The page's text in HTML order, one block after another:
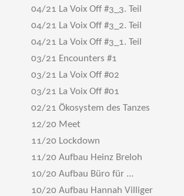
04/21 La Voix Off #3_3. Teil
04/21 La Voix Off #3_2. Teil
04/21 La Voix Off #3_1. Teil
03/21 Encounters #1
03/21 La Voix Off #02
03/21 La Voix Off #01
02/21 Ökosystem des Tanzes
12/20 Meet
11/20 Lockdown
11/20 Aufbau Heinz Breloh
10/20 Aufbau Büro für ...
10/20 Aufbau Hannah Villiger